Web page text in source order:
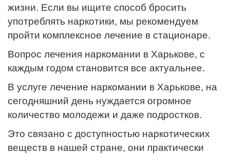
жизни. Если вы ищите способ бросить
употреблять наркотики, мы рекомендуем
пройти комплексное лечение в стационаре.
Вопрос лечения наркомании в Харькове, с
каждым годом становится все актуальнее.
В услуге лечение наркомании в Харькове, на
сегодняшний день нуждается огромное
количество молодежи и даже подростков.
Это связано с доступностью наркотических
веществ в нашей стране, они практически